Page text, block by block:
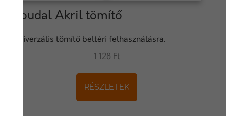
Soudal Akril tömítő
Univerzális tömítő beltéri felhasználásra.
1 128 Ft
RÉSZLETEK